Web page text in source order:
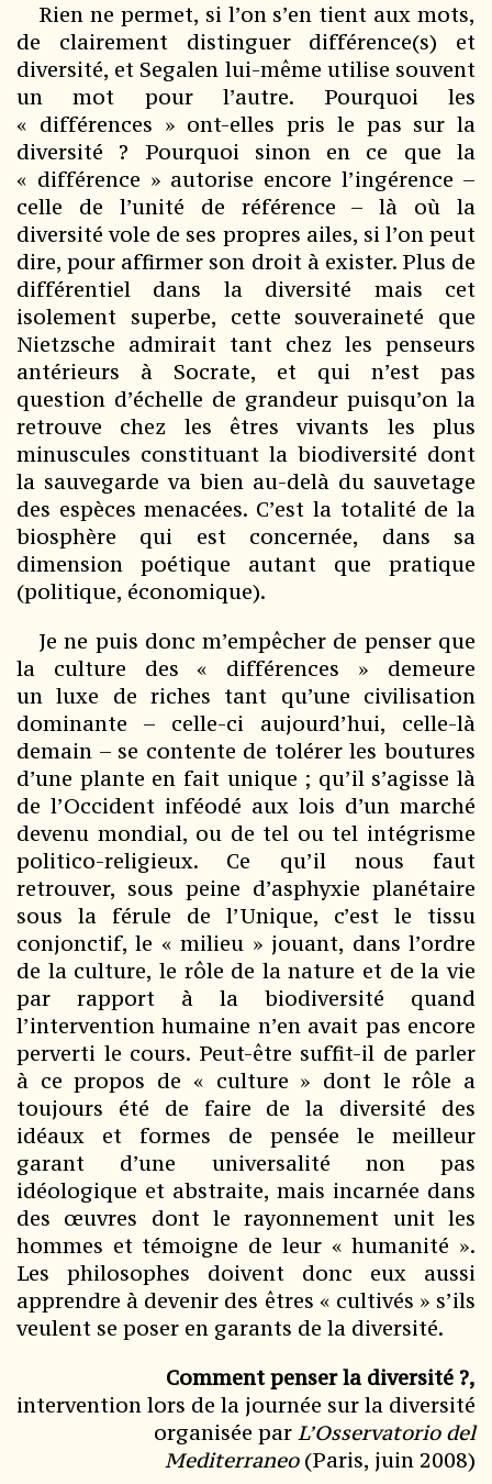
Rien ne permet, si l’on s’en tient aux mots,
de clairement distinguer différence(s) et
diversité, et Segalen lui-même utilise souvent
un mot pour l’autre. Pourquoi les
« différences » ont-elles pris le pas sur la
diversité ? Pourquoi sinon en ce que la
« différence » autorise encore l’ingérence –
celle de l’unité de référence – là où la
diversité vole de ses propres ailes, si l’on peut
dire, pour affirmer son droit à exister. Plus de
différentiel dans la diversité mais cet
isolement superbe, cette souveraineté que
Nietzsche admirait tant chez les penseurs
antérieurs à Socrate, et qui n’est pas
question d’échelle de grandeur puisqu’on la
retrouve chez les êtres vivants les plus
minuscules constituant la biodiversité dont
la sauvegarde va bien au-delà du sauvetage
des espèces menacées. C’est la totalité de la
biosphère qui est concernée, dans sa
dimension poétique autant que pratique
(politique, économique).
Je ne puis donc m’empêcher de penser que
la culture des « différences » demeure
un luxe de riches tant qu’une civilisation
dominante – celle-ci aujourd’hui, celle-là
demain – se contente de tolérer les boutures
d’une plante en fait unique ; qu’il s’agisse là
de l’Occident inféodé aux lois d’un marché
devenu mondial, ou de tel ou tel intégrisme
politico-religieux. Ce qu’il nous faut
retrouver, sous peine d’asphyxie planétaire
sous la férule de l’Unique, c’est le tissu
conjonctif, le « milieu » jouant, dans l’ordre
de la culture, le rôle de la nature et de la vie
par rapport à la biodiversité quand
l’intervention humaine n’en avait pas encore
perverti le cours. Peut-être suffit-il de parler
à ce propos de « culture » dont le rôle a
toujours été de faire de la diversité des
idéaux et formes de pensée le meilleur
garant d’une universalité non pas
idéologique et abstraite, mais incarnée dans
des œuvres dont le rayonnement unit les
hommes et témoigne de leur « humanité ».
Les philosophes doivent donc eux aussi
apprendre à devenir des êtres « cultivés » s’ils
veulent se poser en garants de la diversité.
Comment penser la diversité ?,
intervention lors de la journée sur la diversité
organisée par L’Osservatorio del
Mediterraneo(Paris, juin 2008)